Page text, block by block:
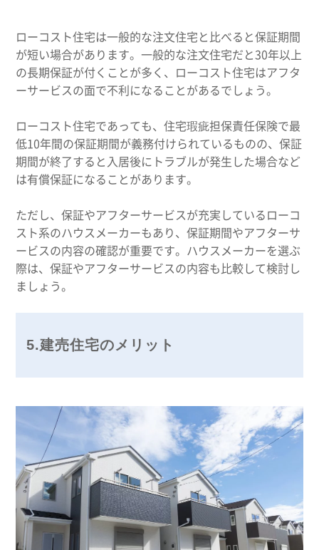
ローコスト住宅は一般的な注文住宅と比べると保証期間
が短い場合があります。一般的な注文住宅だと30年以上
の長期保証が付くことが多く、ローコスト住宅はアフタ
ーサービスの面で不利になることがあるでしょう。
ローコスト住宅であっても、住宅瑕疵担保責任保険で最
低10年間の保証期間が義務付けられているものの、保証
期間が終了すると入居後にトラブルが発生した場合など
は有償保証になることがあります。
ただし、保証やアフターサービスが充実しているローコ
スト系のハウスメーカーもあり、保証期間やアフターサ
ービスの内容の確認が重要です。ハウスメーカーを選ぶ
際は、保証やアフターサービスの内容も比較して検討し
ましょう。
5.建売住宅のメリット